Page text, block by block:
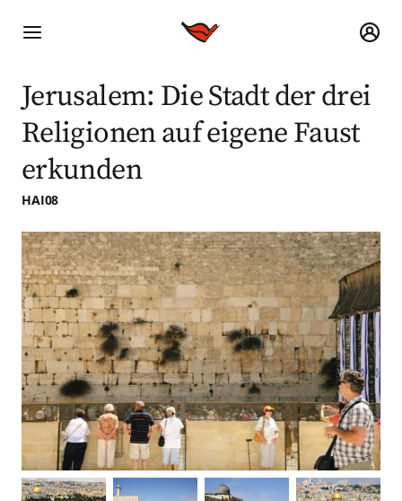
Jerusalem: Die Stadt der drei
Religionen auf eigene Faust
erkunden
HAI08